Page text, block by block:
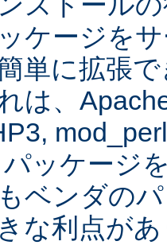
ケージを
単に拡張
は、
ッケージ
ベンダの
な利点が